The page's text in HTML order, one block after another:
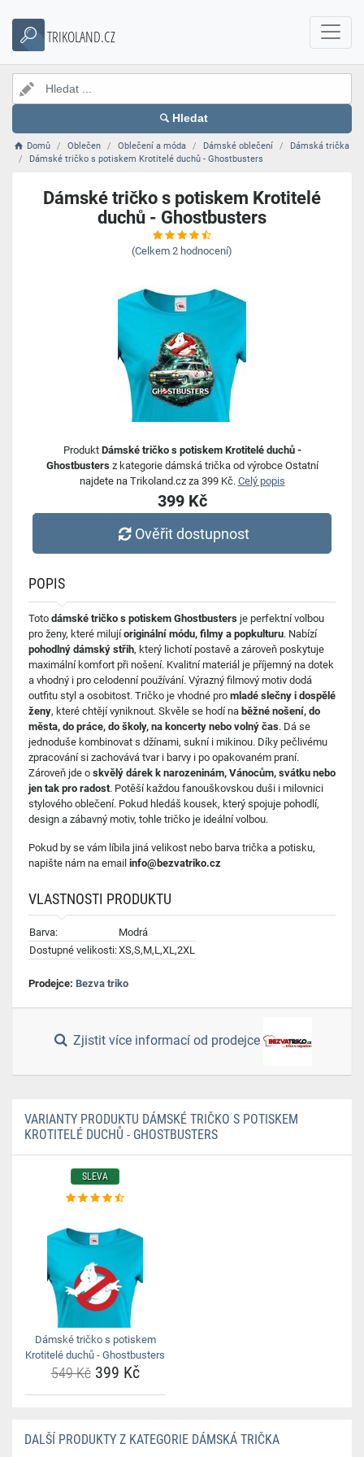
TRIKOLAND.CZ
Hledat
Domů Oblečen Oblečení a móda Dámské oblečení
Dámská trička
Dámské tričko s potiskem Krotitelé duchů - Ghostbusters
Dámské tričko s potiskem Krotitelé
duchů - Ghostbusters
(Celkem 2 hodnocení)
Produkt Dámské tričko s potiskem Krotitelé duchů -
Ghostbustersz kategorie dámská trička od výrobce Ostatní
najdete na Trikoland.cz za 399 Kč. Celý popis
399 Kč
Ověřit dostupnost
POPIS
Toto dámské tričko s potiskem Ghostbusters je perfektní volbou
pro ženy, které milujíoriginální módu, filmy a popkulturu. Nabízí
pohodlný dámský střih, který lichotí postavě a zároveň poskytuje
maximální komfort při nošení. Kvalitní materiál je příjemný na dotek
a vhodný i pro celodenní používání. Výrazný filmový motiv dodá
outfitu styl a osobitost. Tričko je vhodné pro mladé slečny i dospělé
ženy, které chtějí vyniknout. Skvěle se hodí na běžné nošení, do
města, do práce, do školy, na koncerty nebo volný čas. Dá se
jednoduše kombinovat s džínami, sukní i mikinou. Díky pečlivému
zpracování si zachovává tvar i barvy i po opakovaném praní.
Zároveň jde o skvělý dárek k narozeninám, Vánocům, svátku nebo
jen tak pro radost. Potěší každou fanouškovskou duši i milovnici
stylového oblečení. Pokud hledáš kousek, který spojuje pohodlí,
design a zábavný motiv, tohle tričko je ideální volbou.
Pokud by se vám líbila jiná velikost nebo barva trička a potisku,
napište nám na email info@bezvatriko.cz
VLASTNOSTI PRODUKTU
Barva:
Modrá
Dostupné velikosti:XS,S,M,L,XL,2XL
Prodejce: Bezva triko
Zjistit více informací od prodejce
VARIANTY PRODUKTU DÁMSKÉ TRIČKO S POTISKEM
KROTITELÉ DUCHŮ - GHOSTBUSTERS
SLEVA
Dámské tričko s potiskem
Krotitelé duchů - Ghostbusters
549 Kč399 Kč
DALŠÍ PRODUKTY Z KATEGORIE DÁMSKÁ TRIČKA